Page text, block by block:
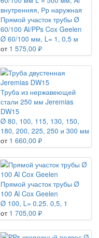
Прямой участок трубы Ø
60/100 Al/PPs Cox Geelen
Ø 60/100 мм, L= 1, 0,5 м
от 1 575,00 ₽
Труба из нержавеющей
стали 250 мм Jeremias
DW15
Ø 80, 100, 115, 130, 150,
180, 200, 225, 250 и 300 мм
от 1 660,00 ₽
Прямой участок трубы Ø
100 Al Cox Geelen
Ø 100, L= 0.25. 0,5, 1
от 1 705,00 ₽